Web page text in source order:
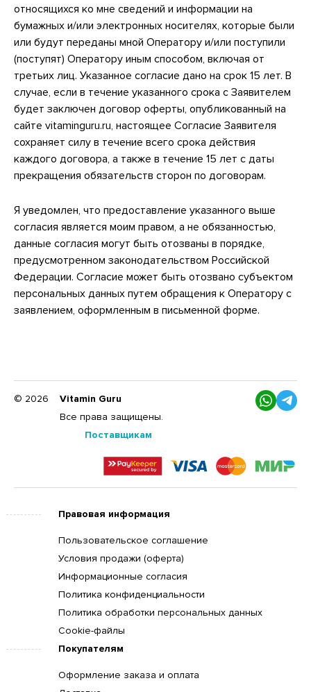
относящихся ко мне сведений и информации на
бумажных и/или электронных носителях, которые были
или будут переданы мной Оператору и/или поступили
(поступят) Оператору иным способом, включая от
третьих лиц. Указанное согласие дано на срок 15 лет. В
случае, если в течение указанного срока с Заявителем
будет заключен договор оферты, опубликованный на
сайте vitaminguru.ru, настоящее Согласие Заявителя
сохраняет силу в течение всего срока действия
каждого договора, а также в течение 15 лет с даты
прекращения обязательств сторон по договорам.
Я уведомлен, что предоставление указанного выше
согласия является моим правом, а не обязанностью,
данные согласия могут быть отозваны в порядке,
предусмотренном законодательством Российской
Федерации. Согласие может быть отозвано субъектом
персональных данных путем обращения к Оператору с
заявлением, оформленным в письменной форме.
© 2026
Vitamin Guru
Все права защищены.
Поставщикам
Правовая информация
Пользовательское соглашение
Условия продажи (оферта)
Информационные согласия
Политика конфиденциальности
Политика обработки персональных данных
Cookie-файлы
Покупателям
Оформление заказа и оплата